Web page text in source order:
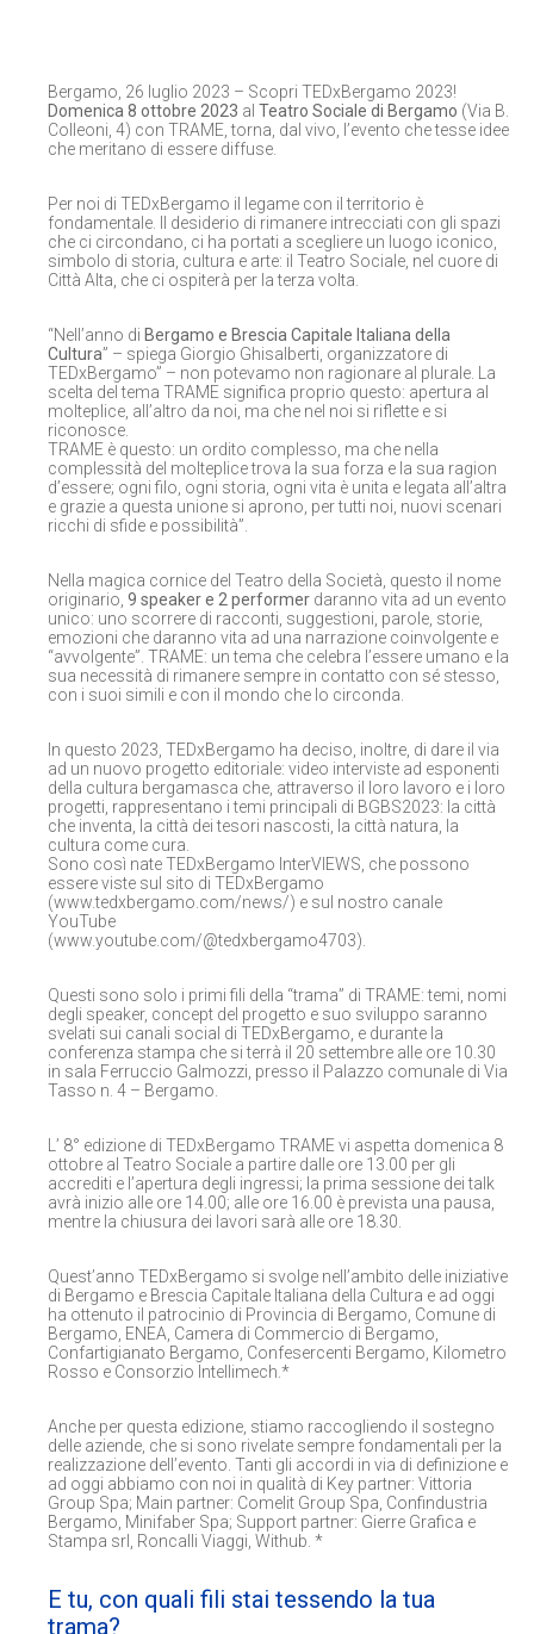
Bergamo, 26 luglio 2023 – Scopri TEDxBergamo 2023!
Domenica 8 ottobre 2023 al Teatro Sociale di Bergamo (Via B.
Colleoni, 4) con TRAME, torna, dal vivo, l’evento che tesse idee
che meritano di essere diffuse.
Per noi di TEDxBergamo il legame con il territorio è
fondamentale. Il desiderio di rimanere intrecciati con gli spazi
che ci circondano, ci ha portati a scegliere un luogo iconico,
simbolo di storia, cultura e arte: il Teatro Sociale, nel cuore di
Città Alta, che ci ospiterà per la terza volta.
“Nell’anno di Bergamo e Brescia Capitale Italiana della
Cultura” – spiega Giorgio Ghisalberti, organizzatore di
TEDxBergamo” – non potevamo non ragionare al plurale. La
scelta del tema TRAME significa proprio questo: apertura al
molteplice, all’altro da noi, ma che nel noi si riflette e si
riconosce.
TRAME è questo: un ordito complesso, ma che nella
complessità del molteplice trova la sua forza e la sua ragion
d’essere; ogni filo, ogni storia, ogni vita è unita e legata all’altra
e grazie a questa unione si aprono, per tutti noi, nuovi scenari
ricchi di sfide e possibilità”.
Nella magica cornice del Teatro della Società, questo il nome
originario, 9 speaker e 2 performer daranno vita ad un evento
unico: uno scorrere di racconti, suggestioni, parole, storie,
emozioni che daranno vita ad una narrazione coinvolgente e
“avvolgente”. TRAME: un tema che celebra l’essere umano e la
sua necessità di rimanere sempre in contatto con sé stesso,
con i suoi simili e con il mondo che lo circonda.
In questo 2023, TEDxBergamo ha deciso, inoltre, di dare il via
ad un nuovo progetto editoriale: video interviste ad esponenti
della cultura bergamasca che, attraverso il loro lavoro e i loro
progetti, rappresentano i temi principali di BGBS2023: la città
che inventa, la città dei tesori nascosti, la città natura, la
cultura come cura.
Sono così nate TEDxBergamo InterVIEWS, che possono
essere viste sul sito di TEDxBergamo
(www.tedxbergamo.com/news/) e sul nostro canale
YouTube
(www.youtube.com/@tedxbergamo4703).
Questi sono solo i primi fili della “trama” di TRAME: temi, nomi
degli speaker, concept del progetto e suo sviluppo saranno
svelati sui canali social di TEDxBergamo, e durante la
conferenza stampa che si terrà il 20 settembre alle ore 10.30
in sala Ferruccio Galmozzi, presso il Palazzo comunale di Via
Tasso n. 4 – Bergamo.
L’ 8° edizione di TEDxBergamo TRAME vi aspetta domenica 8
ottobre al Teatro Sociale a partire dalle ore 13.00 per gli
accrediti e l’apertura degli ingressi; la prima sessione dei talk
avrà inizio alle ore 14.00; alle ore 16.00 è prevista una pausa,
mentre la chiusura dei lavori sarà alle ore 18.30.
Quest’anno TEDxBergamo si svolge nell’ambito delle iniziative
di Bergamo e Brescia Capitale Italiana della Cultura e ad oggi
ha ottenuto il patrocinio di Provincia di Bergamo, Comune di
Bergamo, ENEA, Camera di Commercio di Bergamo,
Confartigianato Bergamo, Confesercenti Bergamo, Kilometro
Rosso e Consorzio Intellimech.*
Anche per questa edizione, stiamo raccogliendo il sostegno
delle aziende, che si sono rivelate sempre fondamentali per la
realizzazione dell’evento. Tanti gli accordi in via di definizione e
ad oggi abbiamo con noi in qualità di Key partner: Vittoria
Group Spa; Main partner: Comelit Group Spa, Confindustria
Bergamo, Minifaber Spa; Support partner: Gierre Grafica e
Stampa srl, Roncalli Viaggi, Withub. *
E tu, con quali fili stai tessendo la tua
trama?